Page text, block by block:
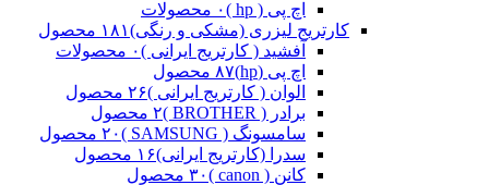
اچ پی ( hp )
۰ محصولات
کارتریج لیزری (مشکی و رنگی)۱۸۱ محصول
آفشید ( کارتریج ایرانی )۰ محصولات
اچ پی (hp)
۸۷ محصول
الوان ( کارتریج ایرانی )۲۶ محصول
برادر ( BROTHER )
۲ محصول
سامسونگ ( SAMSUNG )
۲۰ محصول
سدرا (کارتریج ایرانی)۱۶ محصول
کانن ( canon )
۳۰ محصول